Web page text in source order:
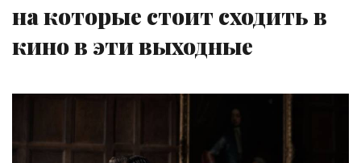
на которые стоит сходить в
кино в эти выходные